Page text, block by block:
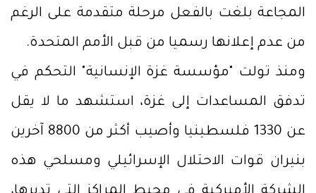
المجاعة بلغت بالفعل مرحلة متقدمة على الرغم
من عدم إعلانها رسميا من قبل الأمم المتحدة.
ومنذ تولت "مؤسسة غزة الإنسانية" التحكم في
تدفق المساعدات إلى غزة، استشهد ما لا يقل
عن 1330 فلسطينيا وأصيب أكثر من 8800 آخرين
بنيران قوات الاحتلال الإسرائيلي ومسلحي هذه